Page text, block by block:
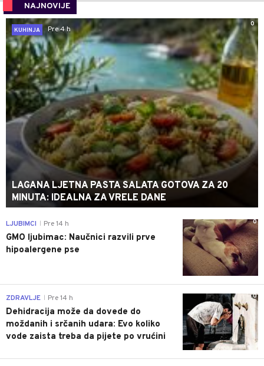
NAJNOVIJE
0
KUHINJA
Pre 4 h
LAGANA LJETNA PASTA SALATA GOTOVA ZA 20
MINUTA: IDEALNA ZA VRELE DANE
0
LJUBIMCI Pre 14 h
GMO ljubimac: Naučnici razvili prve
hipoalergene pse
0
ZDRAVLJE Pre 14 h
Dehidracija može da dovede do
moždanih i srčanih udara: Evo koliko
vode zaista treba da pijete po vrućini